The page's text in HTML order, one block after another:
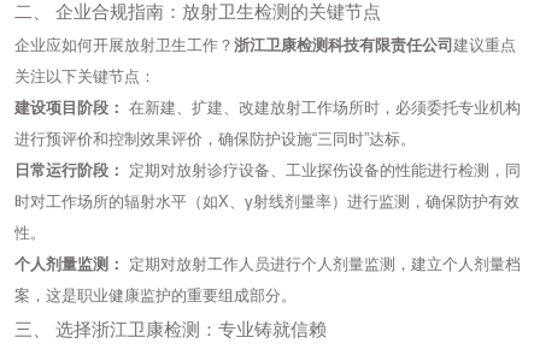
二、 企业合规指南：放射卫生检测的关键节点
企业应如何开展放射卫生工作？ 浙江卫康检测科技有限责任公司建议重点
关注以下关键节点：
建设项目阶段： 在新建、扩建、改建放射工作场所时，必须委托专业机构
进行预评价和控制效果评价，确保防护设施“三同时”达标。
日常运行阶段：
定期对放射诊疗设备、工业探伤设备的性能进行检测，同
时对工作场所的辐射水平（如X、γ射线剂量率）进行监测，确保防护有效
性。
个人剂量监测：
定期对放射工作人员进行个人剂量监测，建立个人剂量档
案，这是职业健康监护的重要组成部分。
三、 选择浙江卫康检测：专业铸就信赖